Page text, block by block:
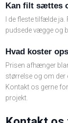
Kan filt sættes
I de fleste tilfælde
pudsede vægge og
Hvad koster
Prisen afhænger
størrelse og om der
Kontakt os gerne
projekt.